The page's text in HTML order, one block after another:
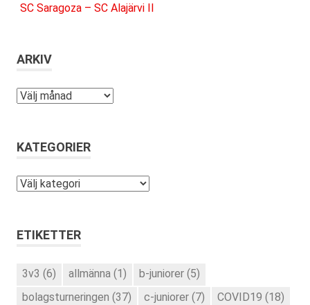
SC Saragoza – SC Alajärvi II
ARKIV
Arkiv
KATEGORIER
Kategorier
ETIKETTER
3v3 (6) allmänna (1) b-juniorer (5)
bolagsturneringen (37) c-juniorer (7) COVID19 (18)